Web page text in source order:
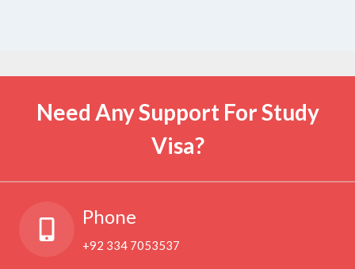
Need Any Support For Study
Visa?
Phone
+92 334 7053537